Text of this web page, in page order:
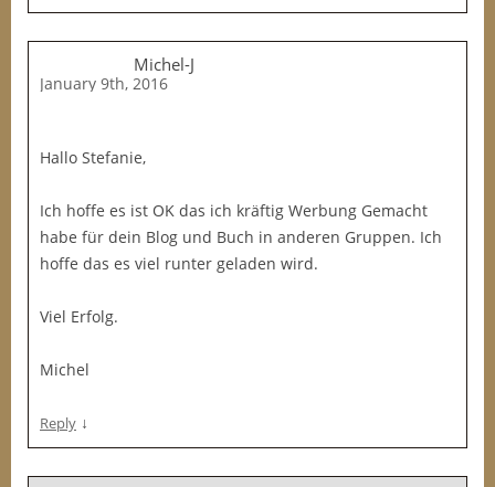
Michel-J
January 9th, 2016
Hallo Stefanie,
Ich hoffe es ist OK das ich kräftig Werbung Gemacht
habe für dein Blog und Buch in anderen Gruppen. Ich
hoffe das es viel runter geladen wird.
Viel Erfolg.
Michel
Reply ↓